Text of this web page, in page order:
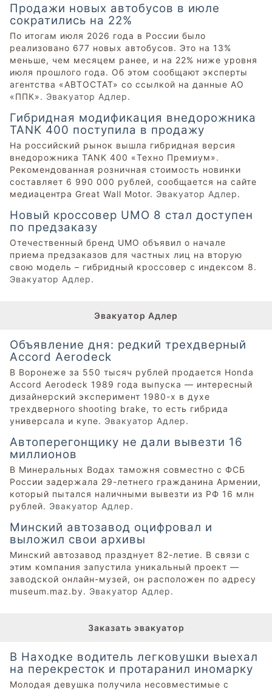
Продажи новых автобусов в июле
сократились на 22%
По итогам июля 2026 года в России было
реализовано 677 новых автобусов. Это на 13%
меньше, чем месяцем ранее, и на 22% ниже уровня
июля прошлого года. Об этом сообщают эксперты
агентства «АВТОСТАТ» со ссылкой на данные АО
«ППК». Эвакуатор Адлер.
Гибридная модификация внедорожника
TANK 400 поступила в продажу
На российский рынок вышла гибридная версия
внедорожника TANK 400 «Техно Премиум».
Рекомендованная розничная стоимость новинки
составляет 6 990 000 рублей, сообщается на сайте
медиацентра Great Wall Motor. Эвакуатор Адлер.
Новый кроссовер UMO 8 стал доступен
по предзаказу
Отечественный бренд UMO объявил о начале
приема предзаказов для частных лиц на вторую
свою модель – гибридный кроссовер с индексом 8.
Эвакуатор Адлер.
Эвакуатор Адлер
Объявление дня: редкий трехдверный
Accord Aerodeck
В Воронеже за 550 тысяч рублей продается Honda
Accord Aerodeck 1989 года выпуска — интересный
дизайнерский эксперимент 1980-х в духе
трехдверного shooting brake, то есть гибрида
универсала и купе. Эвакуатор Адлер.
Автоперегонщику не дали вывезти 16
миллионов
В Минеральных Водах таможня совместно с ФСБ
России задержала 29-летнего гражданина Армении,
который пытался наличными вывезти из РФ 16 млн
рублей. Эвакуатор Адлер.
Минский автозавод оцифровал и
выложил свои архивы
Минский автозавод празднует 82-летие. В связи с
этим компания запустила уникальный проект —
заводской онлайн-музей, он расположен по адресу
museum.maz.by. Эвакуатор Адлер.
Заказать эвакуатор
В Находке водитель легковушки выехал
на перекресток и протаранил иномарку
Молодая девушка получила несовместимые с